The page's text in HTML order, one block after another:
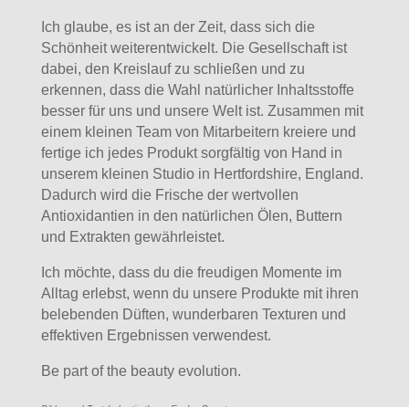
Ich glaube, es ist an der Zeit, dass sich die
Schönheit weiterentwickelt. Die Gesellschaft ist
dabei, den Kreislauf zu schließen und zu
erkennen, dass die Wahl natürlicher Inhaltsstoffe
besser für uns und unsere Welt ist. Zusammen mit
einem kleinen Team von Mitarbeitern kreiere und
fertige ich jedes Produkt sorgfältig von Hand in
unserem kleinen Studio in Hertfordshire, England.
Dadurch wird die Frische der wertvollen
Antioxidantien in den natürlichen Ölen, Buttern
und Extrakten gewährleistet.
Ich möchte, dass du die freudigen Momente im
Alltag erlebst, wenn du unsere Produkte mit ihren
belebenden Düften, wunderbaren Texturen und
effektiven Ergebnissen verwendest.
Be part of the beauty evolution.